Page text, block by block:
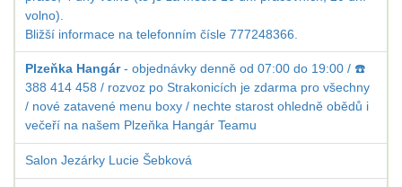
volno).
Bližší informace na telefonním čísle 777248366.
Plzeňka Hangár- objednávky denně od 07:00 do 19:00 / ☎️
388 414 458 / rozvoz po Strakonicích je zdarma pro všechny
/ nové zatavené menu boxy / nechte starost ohledně obědů i
večeří na našem Plzeňka Hangár Teamu
Salon Jezárky Lucie Šebková